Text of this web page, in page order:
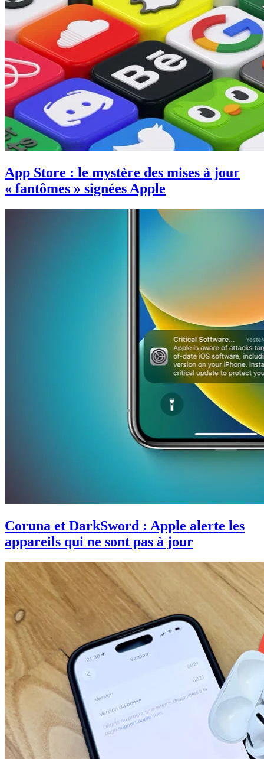
App Store : le mystère des mises à jour
« fantômes » signées Apple
Coruna et DarkSword : Apple alerte les
appareils qui ne sont pas à jour